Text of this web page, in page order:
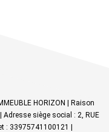
HORIZON | Raison
Adresse siège social : 2, RUE
: 33975741100121 |